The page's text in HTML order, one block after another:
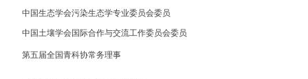
中国生态学会污染生态学专业委员会委员
中国土壤学会国际合作与交流工作委员会委员
第五届全国青科协常务理事